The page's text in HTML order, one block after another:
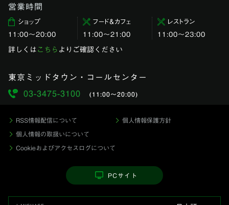
営業時間
ショップ
11:00〜20:00
フード＆カフェ
11:00～21:00
レストラン
11:00〜23:00
詳しくは こちら よりご確認ください
東京ミッドタウン・コールセンター
03-3475-3100
(11:00〜20:00)
RSS情報配信について 個人情報保護方針
個人情報の取扱いについて
Cookieおよびアクセスログについて
PCサイト